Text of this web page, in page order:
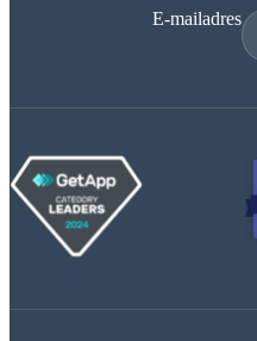
E-mailadres